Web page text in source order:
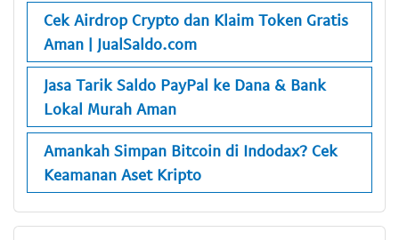
Cek Airdrop Crypto dan Klaim Token Gratis
Aman | JualSaldo.com
Jasa Tarik Saldo PayPal ke Dana & Bank
Lokal Murah Aman
Amankah Simpan Bitcoin di Indodax? Cek
Keamanan Aset Kripto